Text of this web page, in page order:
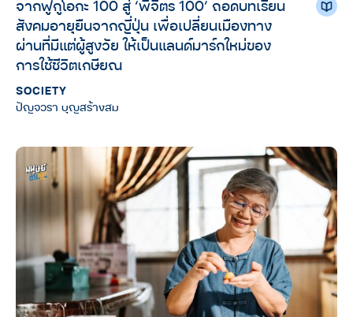
จากฟูกูโอกะ 100 สู่ ‘พิจิตร 100’ ถอดบทเรียน
สังคมอายุยืนจากญี่ปุ่น เพื่อเปลี่ยนเมืองทาง
ผ่านที่มีแต่ผู้สูงวัย ให้เป็นแลนด์มาร์กใหม่ของ
การใช้ชีวิตเกษียณ
SOCIETY
ปัญจวรา บุญสร้างสม